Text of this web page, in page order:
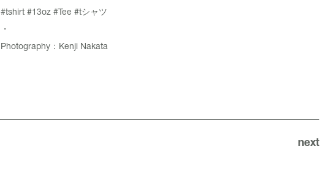
#tshirt #13oz #Tee #tシャツ
・
Photography：Kenji Nakata
next